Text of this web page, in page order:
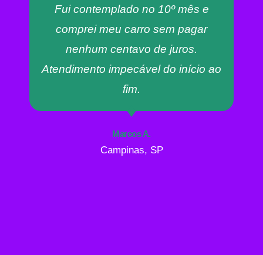
Fui contemplado no 10º mês e
comprei meu carro sem pagar
nenhum centavo de juros.
Atendimento impecável do início ao
fim.
Marcos A.
Campinas, SP